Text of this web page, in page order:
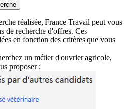
réalisée, France Travail peut vous
de recherche d'offres. Ces
en fonction des critères que vous
un métier d'ouvrier agricole,
proposer :